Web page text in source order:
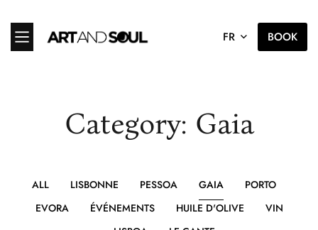
FR BOOK
Category: Gaia
ALL LISBONNE PESSOA GAIA
PORTO
EVORA
ÉVÉNEMENTS HUILE D'OLIVE
VIN